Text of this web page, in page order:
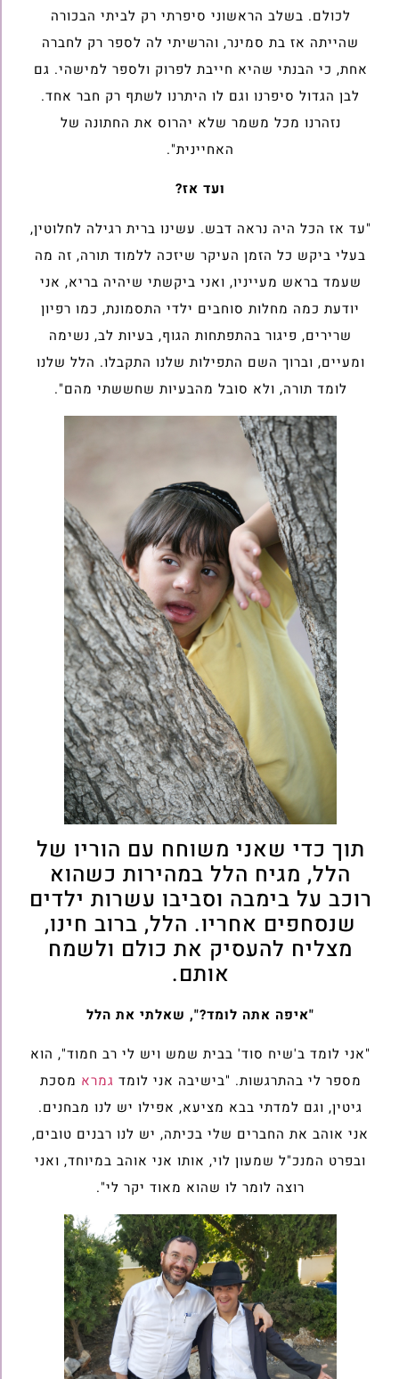
לכולם. בשלב הראשוני סיפרתי רק לביתי הבכורה
שהייתה אז בת סמינר, והרשיתי לה לספר רק לחברה
אחת, כי הבנתי שהיא חייבת לפרוק ולספר למישהי. גם
לבן הגדול סיפרנו וגם לו היתרנו לשתף רק חבר אחד.
נזהרנו מכל משמר שלא יהרוס את החתונה של
האחיינית".
ועד אז?
"עד אז הכל היה נראה דבש. עשינו ברית רגילה לחלוטין,
בעלי ביקש כל הזמן העיקר שיזכה ללמוד תורה, זה מה
שעמד בראש מעייניו, ואני ביקשתי שיהיה בריא, אני
יודעת כמה מחלות סוחבים ילדי התסמונת, כמו רפיון
שרירים, פיגור בהתפתחות הגוף, בעיות לב, נשימה
ומעיים, וברוך השם התפילות שלנו התקבלו. הלל שלנו
לומד תורה, ולא סובל מהבעיות שחששתי מהם".
תוך כדי שאני משוחח עם הוריו של
הלל, מגיח הלל במהירות כשהוא
רוכב על בימבה וסביבו עשרות ילדים
שנסחפים אחריו. הלל, ברוב חינו,
מצליח להעסיק את כולם ולשמח
אותם.
"איפה אתה לומד?", שאלתי את הלל
"אני לומד ב'שיח סוד' בבית שמש ויש לי רב חמוד", הוא
מספר לי בהתרגשות. "בישיבה אני לומד גמרא מסכת
גיטין, וגם למדתי בבא מציעא, אפילו יש לנו מבחנים.
אני אוהב את החברים שלי בכיתה, יש לנו רבנים טובים,
ובפרט המנכ"ל שמעון לוי, אותו אני אוהב במיוחד, ואני
רוצה לומר לו שהוא מאוד יקר לי".